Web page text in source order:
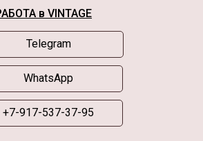
Telegram
в VINTAGE
WhatsApp
+7-917-537-37-95